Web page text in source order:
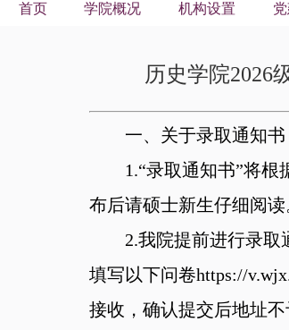
首页 学院概况 机构设置
历史学院2026
一、 关于录取通知书
1.“录取通知书”将
布后请硕士新生仔细阅读
2.我院提前进行录
填写以下问卷https://
接收，确认提交后地址